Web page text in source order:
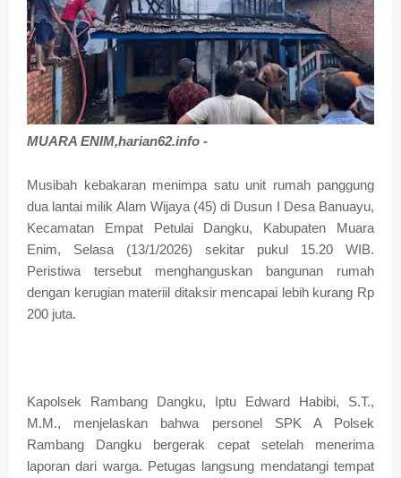
MUARA ENIM,harian62.info -
Musibah kebakaran menimpa satu unit rumah panggung
dua lantai milik Alam Wijaya (45) di Dusun I Desa Banuayu,
Kecamatan Empat Petulai Dangku, Kabupaten Muara
Enim, Selasa (13/1/2026) sekitar pukul 15.20 WIB.
Peristiwa tersebut menghanguskan bangunan rumah
dengan kerugian materiil ditaksir mencapai lebih kurang Rp
200 juta.
Kapolsek Rambang Dangku, Iptu Edward Habibi, S.T.,
M.M., menjelaskan bahwa personel SPK A Polsek
Rambang Dangku bergerak cepat setelah menerima
laporan dari warga. Petugas langsung mendatangi tempat